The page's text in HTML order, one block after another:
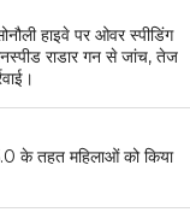
हाइवे पर ओवर स्पीडिंग
राडार गन से जांच, तेज
के तहत महिलाओं को किया